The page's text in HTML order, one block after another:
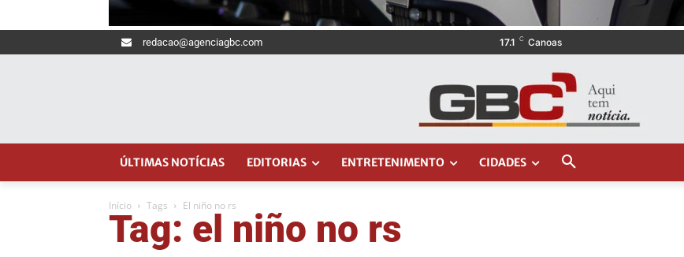
redacao@agenciagbc.com 17.1 C Canoas
ÚLTIMAS NOTÍCIAS EDITORIAS ENTRETENIMENTO CIDADES
Início Tags El niño no rs
Tag: el niño no rs